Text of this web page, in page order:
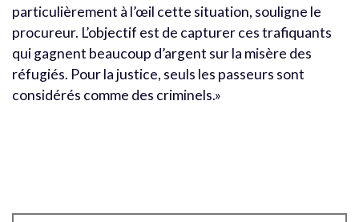
particulièrement à l’œil cette situation, souligne le
procureur. L’objectif est de capturer ces trafiquants
qui gagnent beaucoup d’argent sur la misère des
réfugiés. Pour la justice, seuls les passeurs sont
considérés comme des criminels.»